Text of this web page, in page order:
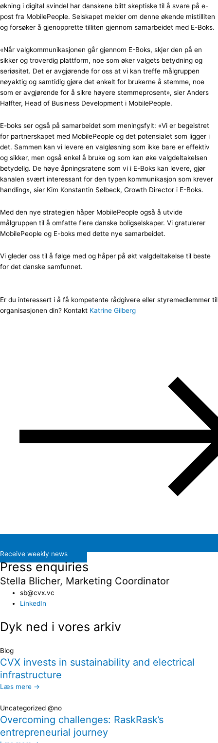
økning i digital svindel har danskene blitt skeptiske til å svare på e-
post fra MobilePeople. Selskapet melder om denne økende mistilliten
og forsøker å gjenopprette tilliten gjennom samarbeidet med E-Boks.
«Når valgkommunikasjonen går gjennom E-Boks, skjer den på en
sikker og troverdig plattform, noe som øker valgets betydning og
seriøsitet. Det er avgjørende for oss at vi kan treffe målgruppen
nøyaktig og samtidig gjøre det enkelt for brukerne å stemme, noe
som er avgjørende for å sikre høyere stemmeprosent», sier Anders
Halfter, Head of Business Development i MobilePeople.
E-boks ser også på samarbeidet som meningsfylt: «Vi er begeistret
for partnerskapet med MobilePeople og det potensialet som ligger i
det. Sammen kan vi levere en valgløsning som ikke bare er effektiv
og sikker, men også enkel å bruke og som kan øke valgdeltakelsen
betydelig. De høye åpningsratene som vi i E-Boks kan levere, gjør
kanalen svært interessant for den typen kommunikasjon som krever
handling», sier Kim Konstantin Sølbeck, Growth Director i E-Boks.
Med den nye strategien håper MobilePeople også å utvide
målgruppen til å omfatte flere danske boligselskaper. Vi gratulerer
MobilePeople og E-boks med dette nye samarbeidet.
Vi gleder oss til å følge med og håper på økt valgdeltakelse til beste
for det danske samfunnet.
Er du interessert i å få kompetente rådgivere eller styremedlemmer til
organisasjonen din? Kontakt Katrine Gilberg
Receive weekly news
Press enquiries
Stella Blicher, Marketing Coordinator
sb@cvx.vc​
LinkedIn
Dyk ned i vores arkiv
Blog
CVX invests in sustainability and electrical
infrastructure
Læs mere →
Uncategorized @no
Overcoming challenges: RaskRask’s
entrepreneurial journey